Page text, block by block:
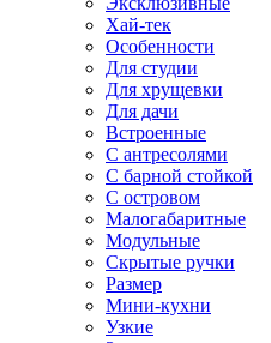
Хай-тек
Особенности
Для студии
Для хрущевки
Для дачи
Встроенные
С антресолями
С барной стойкой
С островом
Малогабаритные
Модульные
Скрытые ручки
Размер
Мини-кухни
Узкие